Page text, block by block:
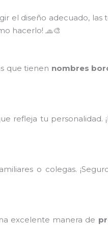
el diseño adecuado, las
hacerlo! 🧢🎨
que tienen nombres
refleja tu personalidad.
o colegas.
excelente manera de